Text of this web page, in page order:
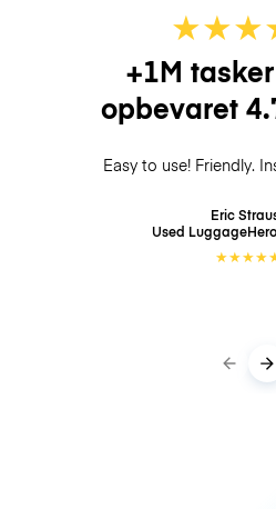
★★★
+1M
opbevaret
Easy to use! Friendly.
Eric
Used LuggageHero
★★★★